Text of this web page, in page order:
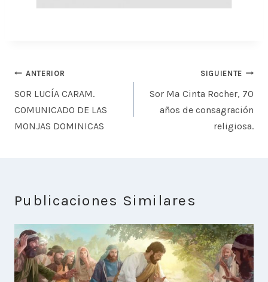
Navegación
de
entradas
ANTERIOR
SOR LUCÍA CARAM.
COMUNICADO DE LAS
MONJAS DOMINICAS
SIGUIENTE
Sor Mª Cinta Rocher, 70
años de consagración
religiosa.
Publicaciones Similares